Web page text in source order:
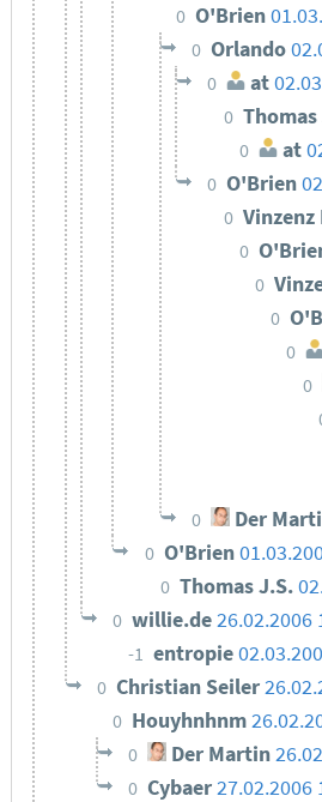
0 O'Brien
0 Orlando
0 at
0 Thomas
0 at
0 O'Brien
0 Vinzenz
0
0
0
0
0
0 Der
0 O'Brien
0 Thomas J.S.
0 willie.de26.02.2006
-1 entropie
0 Christian Seiler
0 Houyhnhnm
0 Der Martin
0 Cybaer27.02.2006